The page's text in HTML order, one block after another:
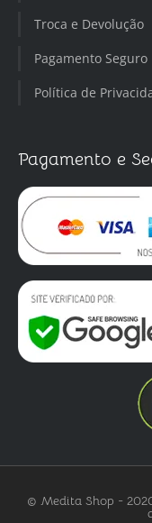
Troca e Devolução
Pagamento Seguro
Política de
Pagamento e
© Medita Shop -